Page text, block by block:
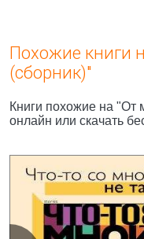
Похожие книги
(сборник)"
Книги похожие на "От
онлайн или скачать